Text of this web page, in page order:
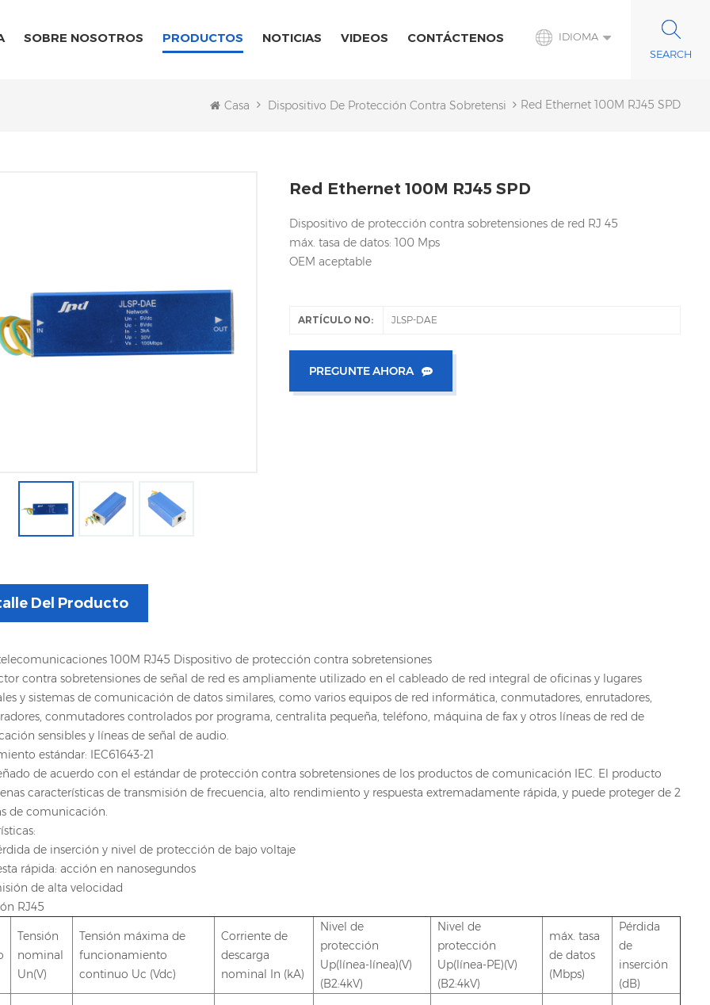
IDIOMA
SOBRE NOSOTROS PRODUCTOS NOTICIAS VIDEOS CONTÁCTENOS
Casa Dispositivo De Protección Contra Sobretensiones De SeñalRed Ethernet 100M RJ45 SPD
Red Ethernet 100M RJ45 SPD
Dispositivo de protección contra sobretensiones de red RJ 45
máx. tasa de datos: 100 Mps
OEM aceptable
ARTÍCULO NO: JLSP-DAE
PREGUNTE AHORA
Del Producto
100M RJ45 Dispositivo de protección contra sobretensiones
contra sobretensiones de señal de red es ampliamente utilizado en el cableado de red integral de oficinas y lugares
y sistemas de comunicación de datos similares, como varios equipos de red informática, conmutadores, enrutadores,
conmutadores controlados por programa, centralita pequeña, teléfono, máquina de fax y otros líneas de red de
sensibles y líneas de señal de audio.
estándar: IEC61643-21
de acuerdo con el estándar de protección contra sobretensiones de los productos de comunicación IEC. El producto
características de transmisión de frecuencia, alto rendimiento y respuesta extremadamente rápida, y puede proteger de 2
de comunicación.
de inserción y nivel de protección de bajo voltaje
rápida: acción en nanosegundos
de alta velocidad
RJ45
Tensión
nominal
Un(V)
Tensión máxima de
funcionamiento
continuo Uc (Vdc)
Corriente de
descarga
nominal In (kA)
Nivel de
protección
Up(línea-línea)(V)
(B2:4kV)
Nivel de
protección
Up(línea-PE)(V)
(B2:4kV)
máx. tasa
de datos
(Mbps)
Pérdida
de
inserción
(dB)